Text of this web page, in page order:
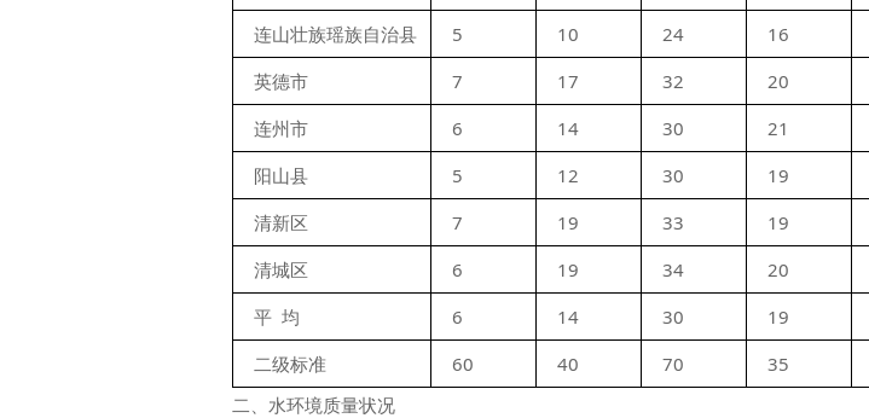
连山壮族瑶族自治县
5 10 24 16
英德市
7 17 32 20
连州市
6 14 30 21
阳山县
5 12 30 19
清新区
7 19 33 19
清城区
6 19 34 20
平  均
6 14 30 19
二级标准
60 40 70 35
二、水环境质量状况